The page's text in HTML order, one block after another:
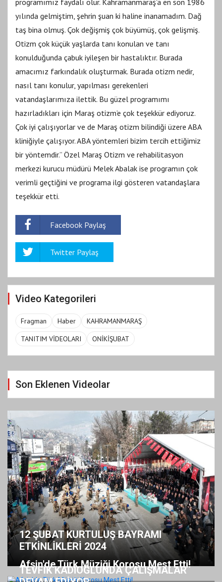
programımız faydalı olur. Kahramanmaraş’a en son 1986
yılında gelmiştim, şehrin şuan ki haline inanamadım. Dağ
taş bina olmuş. Çok değişmiş çok büyümüş, çok gelişmiş.
Otizm çok küçük yaşlarda tanı konulan ve tanı
konulduğunda çabuk iyileşen bir hastalıktır. Burada
amacımız farkındalık oluşturmak. Burada otizm nedir,
nasıl tanı konulur, yapılması gerekenleri
vatandaşlarımıza ilettik. Bu güzel programımı
hazırladıkları için Maraş otizm’e çok teşekkür ediyoruz.
Çok iyi çalışıyorlar ve de Maraş otizm bilindiği üzere ABA
kliniğiyle çalışıyor. ABA yöntemleri bizim tercih ettiğimiz
bir yöntemdir.” Özel Maraş Otizm ve rehabilitasyon
merkezi kurucu müdürü Melek Abalak ise programın çok
verimli geçtiğini ve programa ilgi gösteren vatandaşlara
teşekkür etti.
Facebook Paylaş
Twitter Paylaş
Video Kategorileri
Fragman Haber
KAHRAMANMARAŞ
TANITIM VİDEOLARI
ONİKİŞUBAT
Son Eklenen Videolar
12 ŞUBAT KURTULUŞ BAYRAMI
ETKİNLİKLERİ 2024
Afşin'de Türk Müziği Korosu Mest Etti!
TEVFİK KADIOĞLUNDA ÇALIŞMALAR